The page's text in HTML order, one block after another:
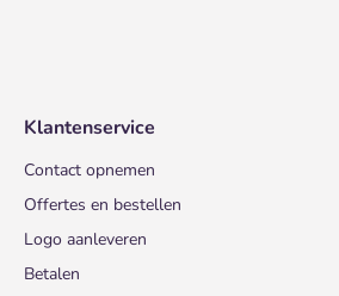
Klantenservice
Contact opnemen
Offertes en bestellen
Logo aanleveren
Betalen